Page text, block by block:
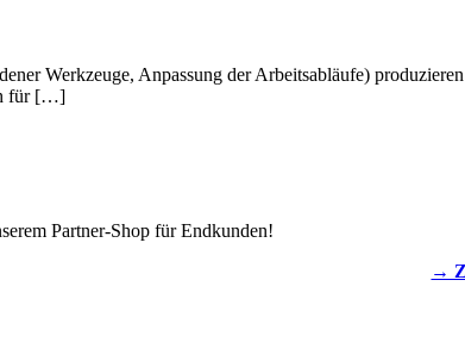
Werkzeuge, Anpassung der Arbeitsabläufe)
für […]
Partner-Shop für Endkunden!
→